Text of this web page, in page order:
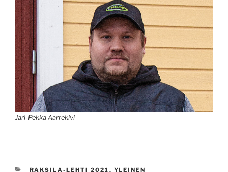
Jari-Pekka Aarrekivi
KATEGORIAT
RAKSILA-LEHTI 2021 , YLEINEN